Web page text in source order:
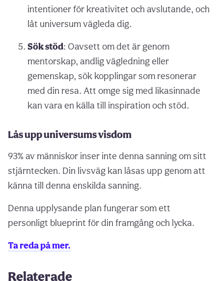
intentioner för kreativitet och avslutande, och
låt universum vägleda dig.
Sök stöd: Oavsett om det är genom
mentorskap, andlig vägledning eller
gemenskap, sök kopplingar som resonerar
med din resa. Att omge sig med likasinnade
kan vara en källa till inspiration och stöd.
Lås upp universums visdom
93% av människor inser inte denna sanning om sitt
stjärntecken. Din livsväg kan låsas upp genom att
känna till denna enskilda sanning.
Denna upplysande plan fungerar som ett
personligt blueprint för din framgång och lycka.
Ta reda på mer.
Relaterade